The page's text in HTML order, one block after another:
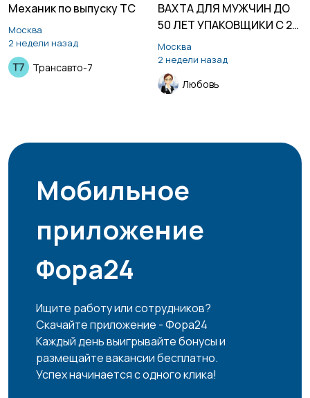
Механик по выпуску ТС
Москва
2 недели назад
Трансавто-7
ВАХТА ДЛЯ МУЖЧИН ДО
50 ЛЕТ УПАКОВЩИКИ С 2-
Х РАЗОВЫМ ПИТАНИЕМ
МОСКВА РФ
Москва
2 недели назад
Любовь
Мобильное
приложение
Фора24
Ищите работу или сотрудников?
Скачайте приложение - Фора24
Каждый день выигрывайте бонусы и
размещайте вакансии бесплатно.
Успех начинается с одного клика!